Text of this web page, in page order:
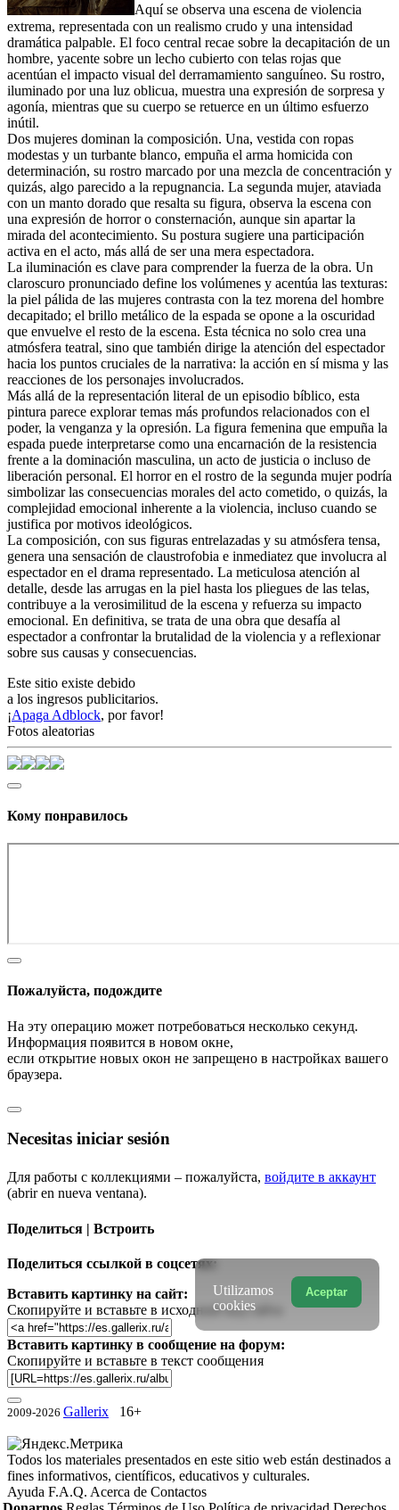
Aquí se observa una escena de violencia
extrema, representada con un realismo crudo y una intensidad
dramática palpable. El foco central recae sobre la decapitación de un
hombre, yacente sobre un lecho cubierto con telas rojas que
acentúan el impacto visual del derramamiento sanguíneo. Su rostro,
iluminado por una luz oblicua, muestra una expresión de sorpresa y
agonía, mientras que su cuerpo se retuerce en un último esfuerzo
inútil.
Dos mujeres dominan la composición. Una, vestida con ropas
modestas y un turbante blanco, empuña el arma homicida con
determinación, su rostro marcado por una mezcla de concentración y
quizás, algo parecido a la repugnancia. La segunda mujer, ataviada
con un manto dorado que resalta su figura, observa la escena con
una expresión de horror o consternación, aunque sin apartar la
mirada del acontecimiento. Su postura sugiere una participación
activa en el acto, más allá de ser una mera espectadora.
La iluminación es clave para comprender la fuerza de la obra. Un
claroscuro pronunciado define los volúmenes y acentúa las texturas:
la piel pálida de las mujeres contrasta con la tez morena del hombre
decapitado; el brillo metálico de la espada se opone a la oscuridad
que envuelve el resto de la escena. Esta técnica no solo crea una
atmósfera teatral, sino que también dirige la atención del espectador
hacia los puntos cruciales de la narrativa: la acción en sí misma y las
reacciones de los personajes involucrados.
Más allá de la representación literal de un episodio bíblico, esta
pintura parece explorar temas más profundos relacionados con el
poder, la venganza y la opresión. La figura femenina que empuña la
espada puede interpretarse como una encarnación de la resistencia
frente a la dominación masculina, un acto de justicia o incluso de
liberación personal. El horror en el rostro de la segunda mujer podría
simbolizar las consecuencias morales del acto cometido, o quizás, la
complejidad emocional inherente a la violencia, incluso cuando se
justifica por motivos ideológicos.
La composición, con sus figuras entrelazadas y su atmósfera tensa,
genera una sensación de claustrofobia e inmediatez que involucra al
espectador en el drama representado. La meticulosa atención al
detalle, desde las arrugas en la piel hasta los pliegues de las telas,
contribuye a la verosimilitud de la escena y refuerza su impacto
emocional. En definitiva, se trata de una obra que desafía al
espectador a confrontar la brutalidad de la violencia y a reflexionar
sobre sus causas y consecuencias.
Este sitio existe debido
a los ingresos publicitarios.
¡Apaga Adblock, por favor!
Fotos aleatorias
Кому понравилось
Пожалуйста, подождите
На эту операцию может потребоваться несколько секунд.
Информация появится в новом окне,
если открытие новых окон не запрещено в настройках вашего
браузера.
Necesitas iniciar sesión
Для работы с коллекциями – пожалуйста, войдите в аккаунт
(abrir en nueva ventana).
Поделиться | Встроить
Поделиться ссылкой в соцсетях:
Вставить картинку на сайт:
Скопируйте и вставьте в исходный код сайта
Вставить картинку в сообщение на форум:
Скопируйте и вставьте в текст сообщения
2009-2026 Gallerix 16+
Todos los materiales presentados en este sitio web están destinados a
fines informativos, científicos, educativos y culturales.
Ayuda F.A.Q. Acerca de Contactos
Aceptar
Utilizamos
cookies